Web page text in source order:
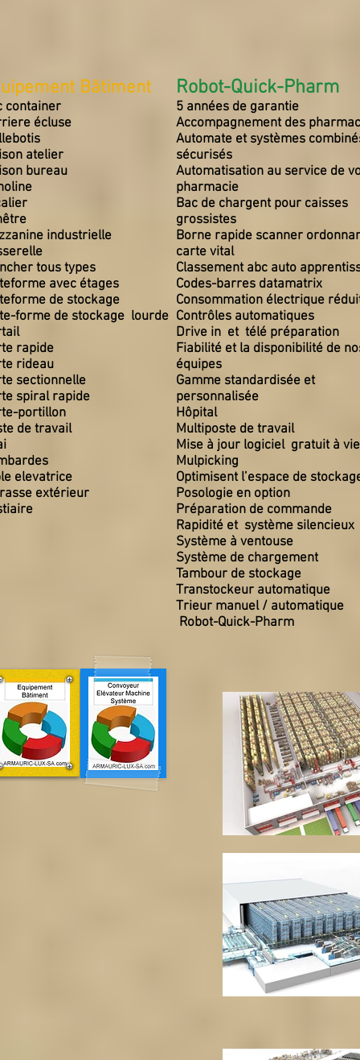
Bâtiment
container
écluse
atelier
bureau
industrielle
tous types
avec étages
de stockage
forme de stockage lourde
rapide
rideau
sectionnelle
spiral rapide
portillon
de travail
elevatrice
extérieur
Robot-Quick-Pharm
5 années de garantie
Accompagnement des
Automate et systèmes
sécurisés
Automatisation au service de
pharmacie
Bac de chargent pour caisses
grossistes
Borne rapide scanner
carte vital
Classement abc auto
Codes-barres datamatrix
Consommation électrique
Contrôles automatiques
Drive in et télé préparation
Fiabilité et la disponibilité de
équipes
Gamme standardisée et
personnalisée
Hôpital
Multiposte de travail
Mise à jour logiciel gratuit à
Mulpicking
Optimisent l’espace de
Posologie en option
Préparation de commande
Rapidité et système silencieux
Système à ventouse
Système de chargement
Tambour de stockage
Transtockeur automatique
Trieur manuel / automatique
Robot-Quick-Pharm